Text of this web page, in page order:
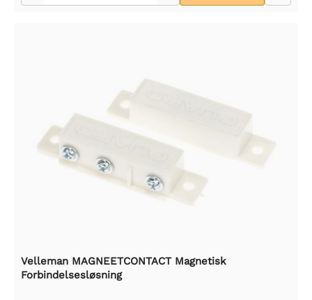
Velleman MAGNEETCONTACT Magnetisk
Forbindelsesløsning